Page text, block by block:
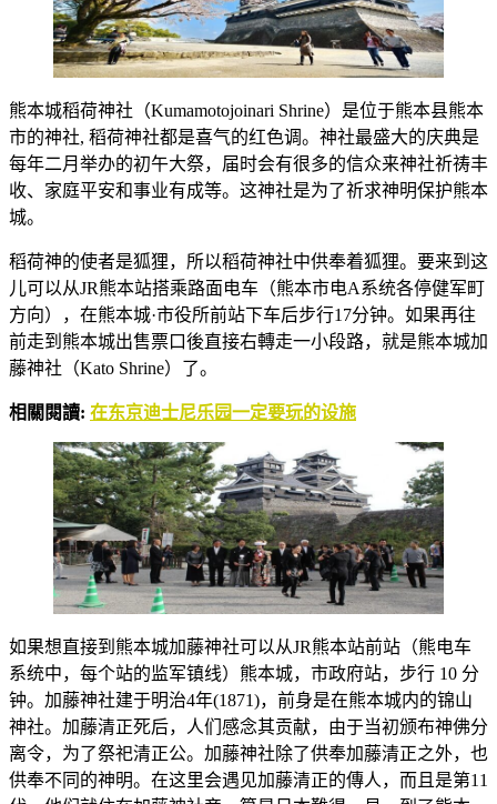
熊本城稻荷神社（Kumamotojoinari Shrine）是位于熊本县熊本
市的神社, 稻荷神社都是喜气的红色调。神社最盛大的庆典是
每年二月举办的初午大祭，届时会有很多的信众来神社祈祷丰
收、家庭平安和事业有成等。这神社是为了祈求神明保护熊本
城。
稻荷神的使者是狐狸，所以稻荷神社中供奉着狐狸。要来到这
儿可以从JR熊本站搭乘路面电车（熊本市电A系统各停健军町
方向），在熊本城·市役所前站下车后步行17分钟。如果再往
前走到熊本城出售票口後直接右轉走一小段路，就是熊本城加
藤神社（Kato Shrine）了。
相關閱讀: 在东京迪士尼乐园一定要玩的设施
如果想直接到熊本城加藤神社可以从JR熊本站前站（熊电车
系统中，每个站的监军镇线）熊本城，市政府站，步行 10 分
钟。加藤神社建于明治4年(1871)，前身是在熊本城内的锦山
神社。加藤清正死后，人们感念其贡献，由于当初颁布神佛分
离令，为了祭祀清正公。加藤神社除了供奉加藤清正之外，也
供奉不同的神明。在这里会遇见加藤清正的傳人，而且是第11